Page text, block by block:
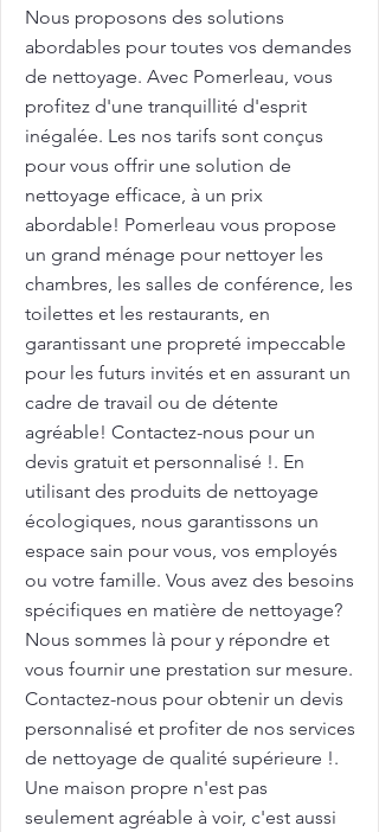
Nous proposons des solutions
abordables pour toutes vos demandes
de nettoyage. Avec Pomerleau, vous
profitez d'une tranquillité d'esprit
inégalée. Les nos tarifs sont conçus
pour vous offrir une solution de
nettoyage efficace, à un prix
abordable! Pomerleau vous propose
un grand ménage pour nettoyer les
chambres, les salles de conférence, les
toilettes et les restaurants, en
garantissant une propreté impeccable
pour les futurs invités et en assurant un
cadre de travail ou de détente
agréable! Contactez-nous pour un
devis gratuit et personnalisé !. En
utilisant des produits de nettoyage
écologiques, nous garantissons un
espace sain pour vous, vos employés
ou votre famille. Vous avez des besoins
spécifiques en matière de nettoyage?
Nous sommes là pour y répondre et
vous fournir une prestation sur mesure.
Contactez-nous pour obtenir un devis
personnalisé et profiter de nos services
de nettoyage de qualité supérieure !.
Une maison propre n'est pas
seulement agréable à voir, c'est aussi